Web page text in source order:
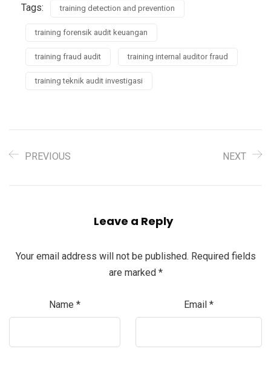
Tags: training detection and prevention
training forensik audit keuangan
training fraud audit training internal auditor fraud
training teknik audit investigasi
PREVIOUS NEXT
Leave a Reply
Your email address will not be published. Required fields
are marked *
Name * Email *